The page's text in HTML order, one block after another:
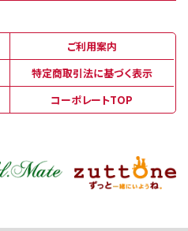
ご利用案内
特定商取引法に基づく表示
コーポレートTOP